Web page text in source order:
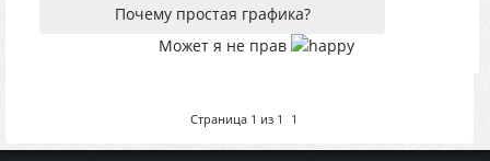
Почему простая графика?
Может я не прав
Страница 1 из 1 1